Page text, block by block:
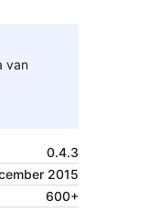
van
0.4.3
2015
600+